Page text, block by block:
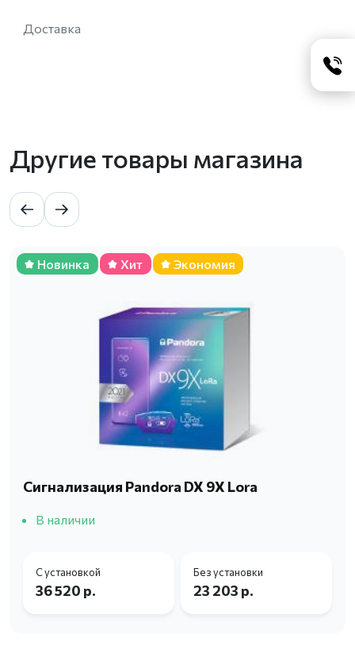
Доставка
Другие товары магазина
Новинка Хит Экономия
Сигнализация Pandora DX 9X Lora
В наличии
С установкой
36 520 р.
Без установки
23 203 р.